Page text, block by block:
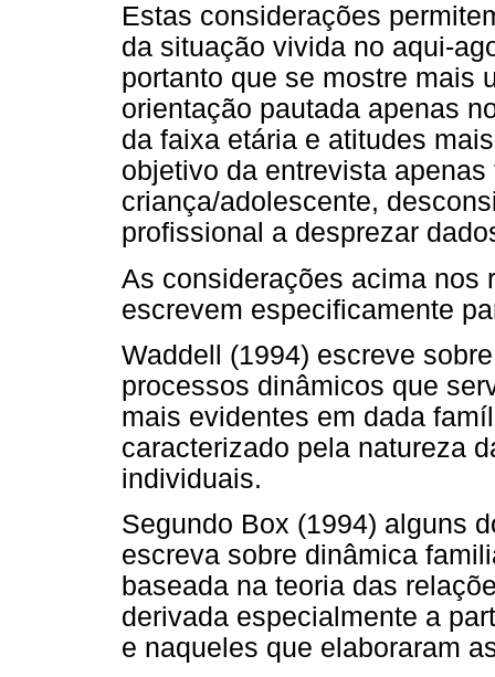
Estas considerações
da situação vivida no aqui-
portanto que se mostre mais
orientação pautada apenas
da faixa etária e atitudes
objetivo da entrevista
criança/adolescente,
profissional a desprezar
As considerações acima nos
escrevem especificamente
Waddell (1994) escreve
processos dinâmicos que
mais evidentes em dada
caracterizado pela natureza
individuais.
Segundo Box (1994) alguns
escreva sobre dinâmica
baseada na teoria das
derivada especialmente a
e naqueles que elaboraram